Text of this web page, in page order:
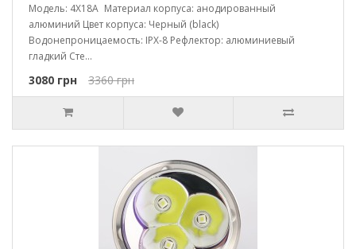
Модель: 4X18A Материал корпуса: анодированный
алюминий Цвет корпуса: Черный (black)
Водонепроницаемость: IPX-8 Рефлектор: алюминиевый
гладкий Сте...
3080 грн 3360 грн